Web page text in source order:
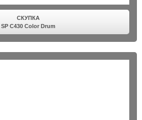
СКУПКА
SP C430 Color Drum